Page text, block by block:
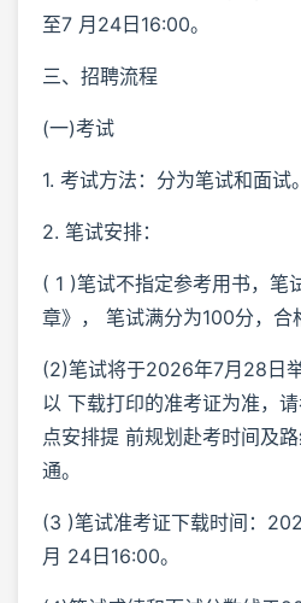
至7 月24日16:00。
三、招聘流程
(一)考试
1. 考试方法：分为笔试和面试。
2. 笔试安排：
( 1 )笔试不指定参考用书，笔
章》， 笔试满分为100分，合
(2)笔试将于2026年7月28日
以 下载打印的准考证为准，
点安排提 前规划赴考时间及
通。
(3 )笔试准考证下载时间：
月 24日16:00。